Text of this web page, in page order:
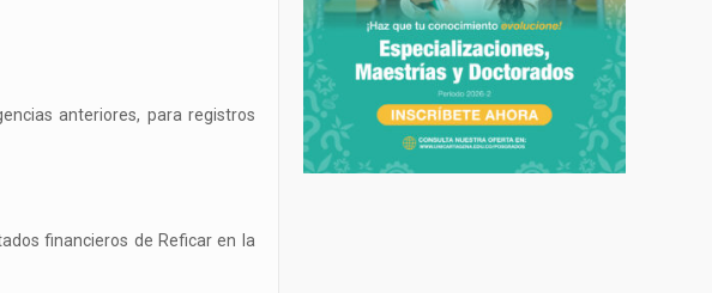
anteriores, para registros
financieros de Reficar en la